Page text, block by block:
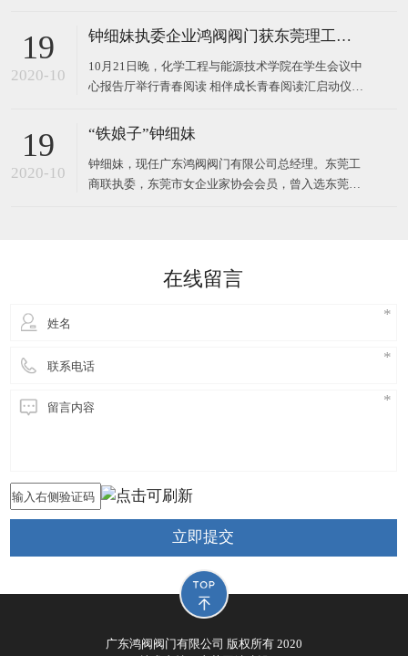
司作为主办方，以高新技术对接，最新技术产品，超
用，共同将环
19
2020-10
钟细妹执委企业鸿阀阀门获东莞理工学院校长马宏伟亲赠牌匾
10月21日晚，化学工程与能源技术学院在学生会议中
心报告厅举行青春阅读 相伴成长青春阅读汇启动仪
妹，与东莞理工学院党委副书记、校长马宏伟，化能
处长廖文波出席本场仪式。化能学院各支部书记、政
治辅导员、班
19
2020-10
“铁娘子”钟细妹
钟细妹，现任广东鸿阀阀门有限公司总经理。东莞工
商联执委，东莞市女企业家协会会员，曾入选东莞报
在线留言
立即提交
广东鸿阀阀门有限公司 版权所有 2020